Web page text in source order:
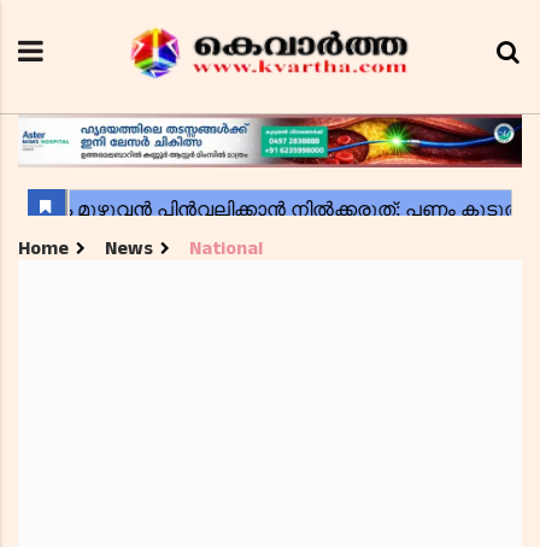
Home News National